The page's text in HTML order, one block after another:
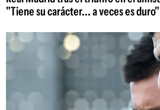
"Tiene su carácter... a veces es duro"